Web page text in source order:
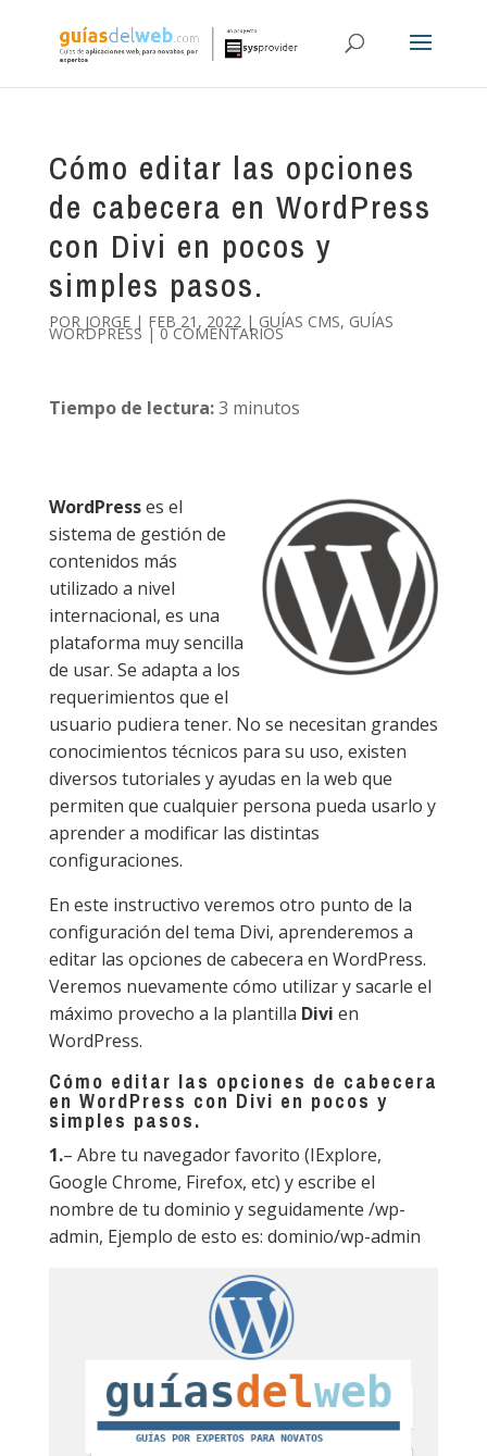
Cómo editar las opciones
de cabecera en WordPress
con Divi en pocos y
simples pasos.
POR JORGE| FEB 21, 2022| GUÍAS CMS, GUÍAS
WORDPRESS |0 COMENTARIOS
Tiempo de lectura:3 minutos
WordPresses el
sistema de gestión de
contenidos más
utilizado a nivel
internacional, es una
plataforma muy sencilla
de usar. Se adapta a los
requerimientos que el
usuario pudiera tener. No se necesitan grandes
conocimientos técnicos para su uso, existen
diversos tutoriales y ayudas en la web que
permiten que cualquier persona pueda usarlo y
aprender a modificar las distintas
configuraciones.
En este instructivo veremos otro punto de la
configuración del tema Divi, aprenderemos a
editar las opciones de cabecera en WordPress.
Veremos nuevamente cómo utilizar y sacarle el
máximo provecho a la plantilla Divi en
WordPress.
Cómo editar las opciones de cabecera
en WordPress con Divi en pocos y
simples pasos.
1.– Abre tu navegador favorito (IExplore,
Google Chrome, Firefox, etc) y escribe el
nombre de tu dominio y seguidamente /wp-
admin, Ejemplo de esto es: dominio/wp-admin